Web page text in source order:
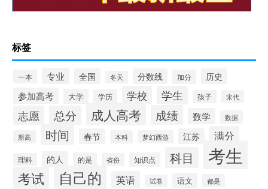
标签
一本 专业 全国 冬天 分数线 加分 历史
参加高考 大学 学历 学校 学生 孩子 宋代
志愿 总分 成人高考 成绩 数学 数据
新高 时间 春节 本科 梦幻西游 江苏 满分
理科 的人 的是 省份 知识点 科目 考生
考试 自己的 英语 试卷 语文 都是